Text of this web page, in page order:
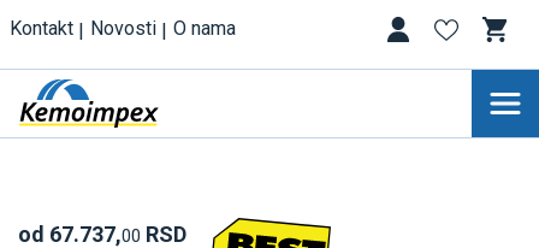
Kontakt Novosti O nama
od 67.737,00 RSD